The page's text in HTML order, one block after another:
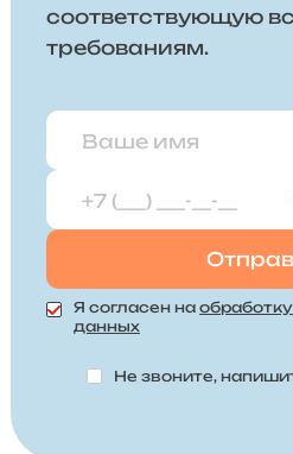
соответствующую
требованиям.
Я согласен на
данных
Не звоните,